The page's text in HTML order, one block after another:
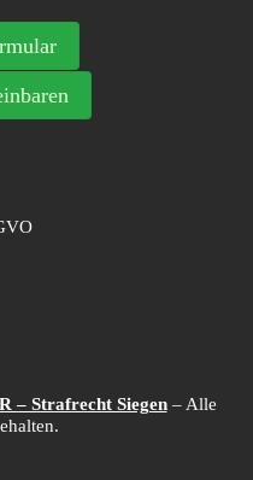
– Strafrecht Siegen– Alle